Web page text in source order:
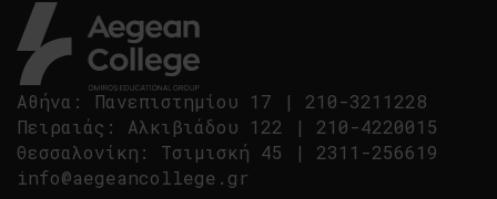
Αθήνα : Πανεπιστημίου 17 | 210-3211228
Πειραιάς : Αλκιβιάδου 122 | 210-4220015
Θεσσαλονίκη : Τσιμισκή 45 | 2311-256619
info@aegeancollege.gr